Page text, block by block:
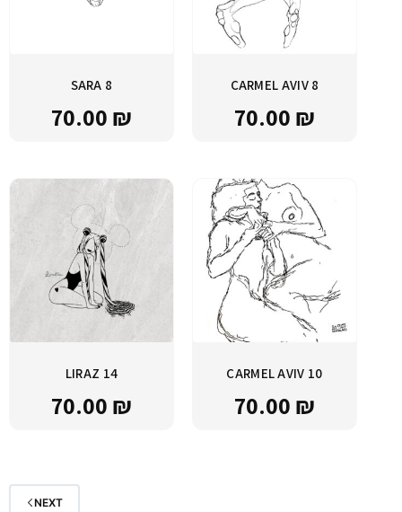
CARMEL AVIV 8
70.00 ₪
SARA 8
70.00 ₪
CARMEL AVIV 10
70.00 ₪
LIRAZ 14
70.00 ₪
NEXT